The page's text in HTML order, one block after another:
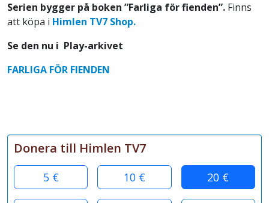
Serien bygger på boken ”Farliga för fienden”. Finns
att köpa i Himlen TV7 Shop.
Se den nu i Play-arkivet
FARLIGA FÖR FIENDEN
Donera till Himlen TV7
5 € 10 € 20 €